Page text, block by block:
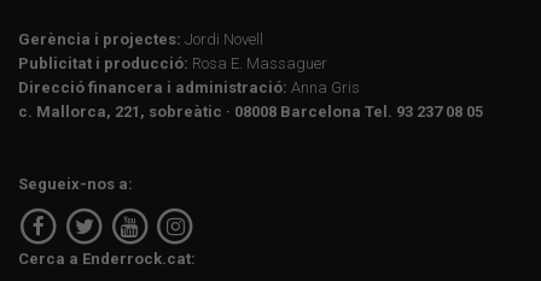
Gerència i projectes: Jordi Novell
Publicitat i producció: Rosa E. Massaguer
Direcció financera i administració: Anna Gris
c. Mallorca, 221, sobreàtic · 08008 Barcelona Tel. 93 237 08 05
Segueix-nos a:
Cerca a Enderrock.cat: